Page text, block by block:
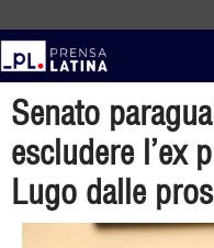
Senato
escludere l’ex
Lugo dalle